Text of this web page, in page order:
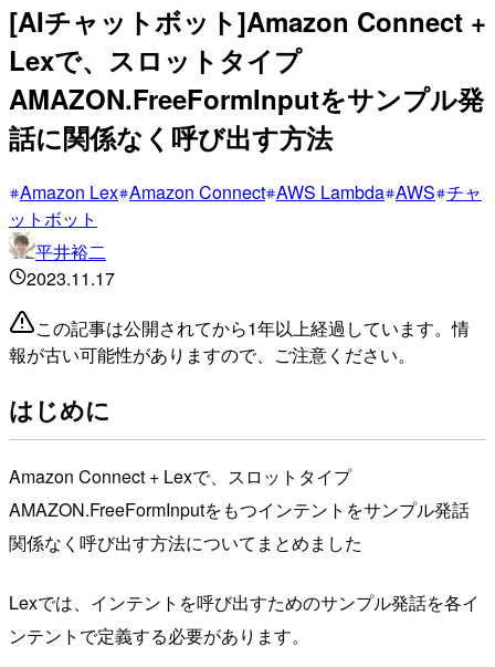
[AIチャットボット]Amazon Connect +
Lexで、スロットタイプ
AMAZON.FreeFormInputをサンプル発
話に関係なく呼び出す方法
Amazon Lex Amazon Connect AWS Lambda AWS チャ
ットボット
平井裕二
2023.11.17
この記事は公開されてから1年以上経過しています。情
報が古い可能性がありますので、ご注意ください。
はじめに
Amazon Connect + Lexで、スロットタイプ
AMAZON.FreeFormInputをもつインテントをサンプル発話
関係なく呼び出す方法についてまとめました
Lexでは、インテントを呼び出すためのサンプル発話を各イ
ンテントで定義する必要があります。